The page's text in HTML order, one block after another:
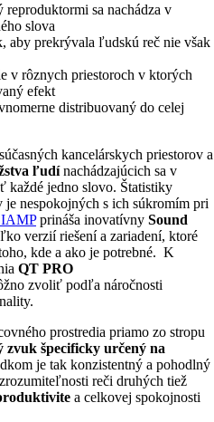
sa nachádza v
slova
aby prekrývala ľudskú reč nie však
v rôznych priestoroch v ktorých
efekt
distribuovaný do celej
kancelárskych priestorov a
ľudínachádzajúcich sa v
každé jedno slovo. Štatistiky
nespokojných s ich súkromím pri
prináša inovatívny Sound
verzií riešení a zariadení, ktoré
kde a ako je potrebné. K
QT PRO
zvoliť podľa náročnosti
prostredia priamo zo stropu
zvuk špecificky určený na
je tak konzistentný a pohodlný
reči druhých tiež
a celkovej spokojnosti